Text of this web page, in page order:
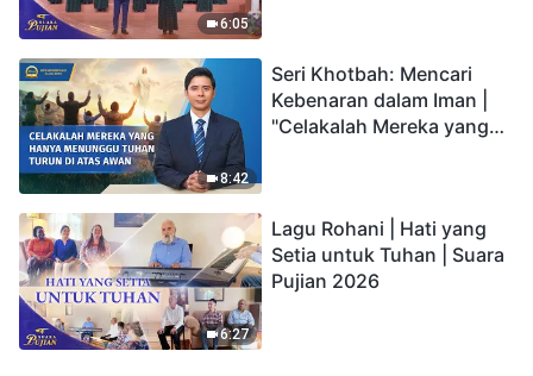
6:05
8:42
Seri Khotbah: Mencari
Kebenaran dalam Iman |
"Celakalah Mereka yang
6:27
Lagu Rohani | Hati yang
Setia untuk Tuhan | Suara
Pujian 2026